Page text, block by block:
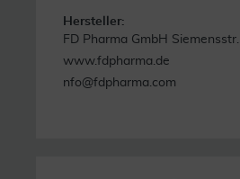
Hersteller:
FD Pharma GmbH
www.fdpharma.de
nfo@fdpharma.com